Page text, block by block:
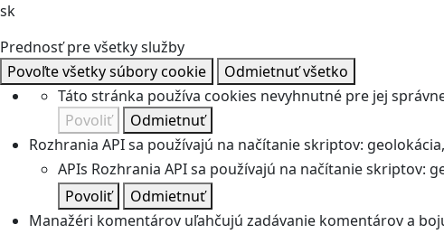
sk
Prednosť pre všetky služby
Povoľte všetky súbory cookie
Odmietnuť všetko
Táto stránka používa cookies nevyhnutné pre jej
Povoliť
Odmietnuť
Rozhrania API sa používajú na načítanie skriptov:
APIs Rozhrania API sa používajú na načítanie skriptov:
Povoliť
Odmietnuť
Manažéri komentárov uľahčujú zadávanie komentárov a